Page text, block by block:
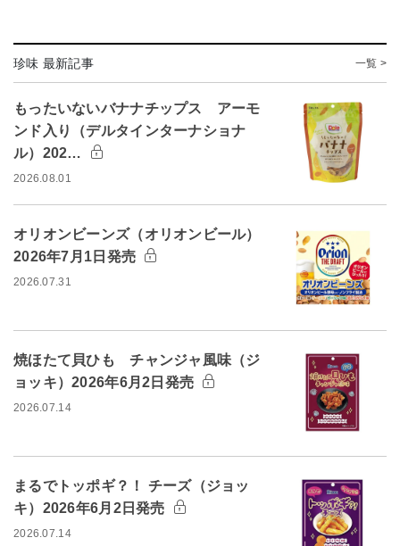
珍味 最新記事 一覧 >
もったいないバナナチップス アーモ
ンド入り（デルタインターナショナ
ル）202…
2026.08.01
オリオンビーンズ（オリオンビール）
2026年7月1日発売
2026.07.31
焼ほたて貝ひも チャンジャ風味（ジ
ョッキ）2026年6月2日発売
2026.07.14
まるでトッポギ？！ チーズ（ジョッ
キ）2026年6月2日発売
2026.07.14